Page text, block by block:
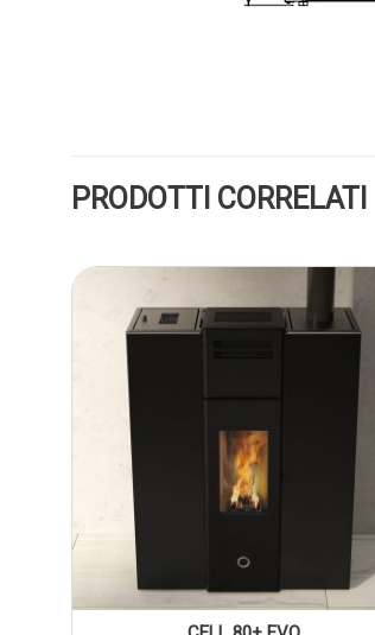
PRODOTTI CORRELATI